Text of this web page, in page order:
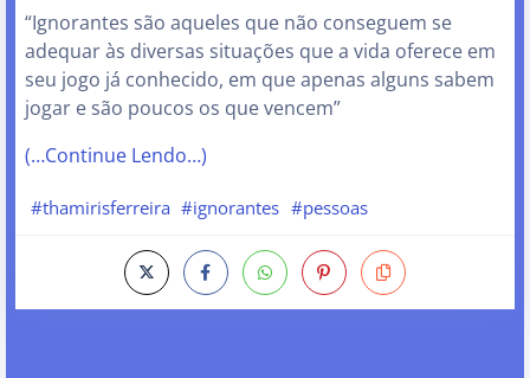
“Ignorantes são aqueles que não conseguem se
adequar às diversas situações que a vida oferece em
seu jogo já conhecido, em que apenas alguns sabem
jogar e são poucos os que vencem”
(…Continue Lendo…)
#thamirisferreira #ignorantes #pessoas